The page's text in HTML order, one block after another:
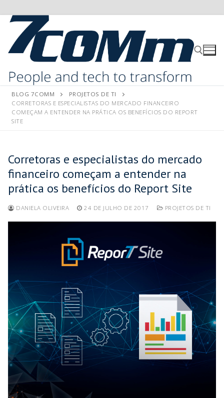
BLOG 7COMM
PROJETOS DE TI
CORRETORAS E ESPECIALISTAS DO MERCADO FINANCEIRO
COMEÇAM A ENTENDER NA PRÁTICA OS BENEFÍCIOS DO REPORT
SITE
Corretoras e especialistas do mercado
financeiro começam a entender na
prática os benefícios do Report Site
DANIELA OLIVEIRA 24 DE JULHO DE 2017 PROJETOS DE TI